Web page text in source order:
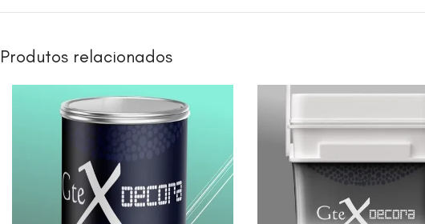
Produtos relacionados